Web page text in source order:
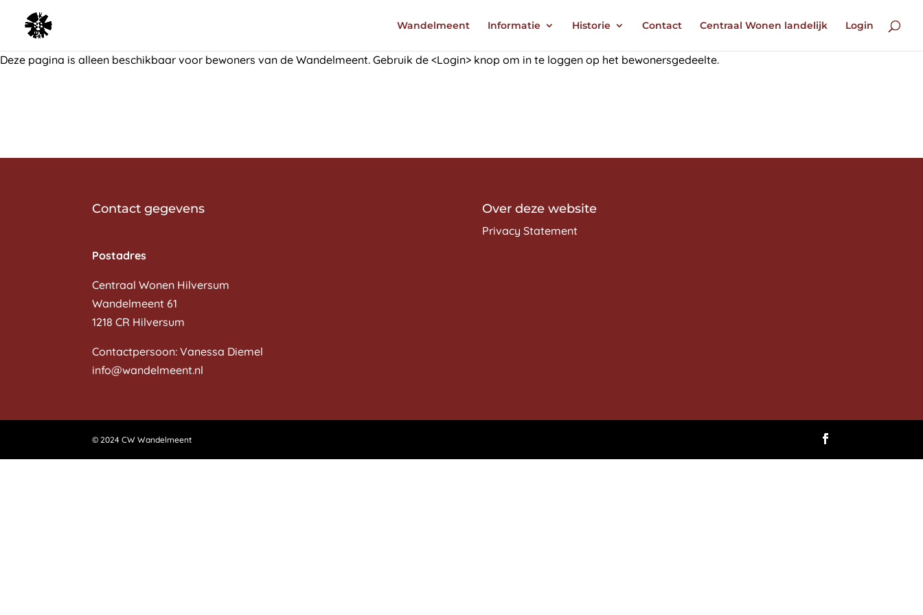
Wandelmeent Informatie Historie Contact Centraal Wonen landelijk Login
Deze pagina is alleen beschikbaar voor bewoners van de Wandelmeent. Gebruik de <Login> knop om in te loggen op het bewonersgedeelte.
Contact gegevens
Postadres
Centraal Wonen Hilversum
Wandelmeent 61
1218 CR Hilversum
Contactpersoon: Vanessa Diemel
info@wandelmeent.nl
Over deze website
Privacy Statement
© 2024 CW Wandelmeent